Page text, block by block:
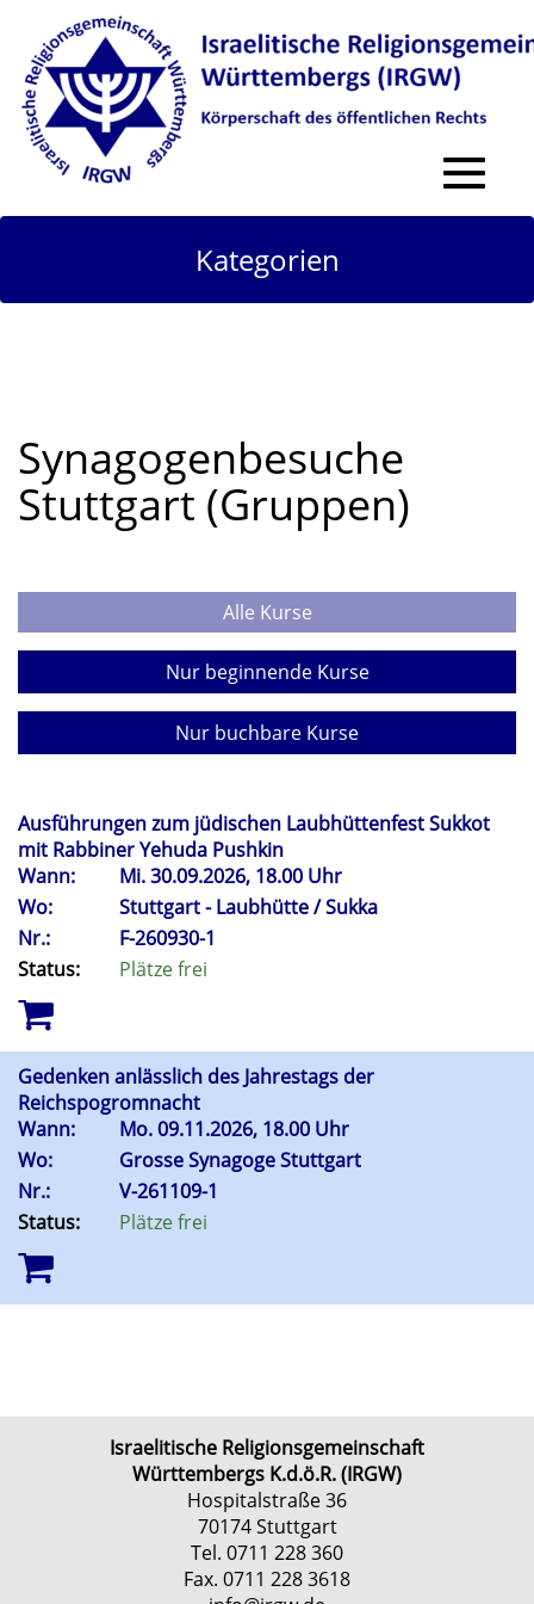
Toggle
Kategorien
Synagogenbesuche
Stuttgart (Gruppen)
Alle Kurse
Nur beginnende Kurse
Nur buchbare Kurse
Ausführungen zum jüdischen Laubhüttenfest Sukkot
mit Rabbiner Yehuda Pushkin
Wann:
Mi.30.09.2026, 18.00 Uhr
Wo:
Stuttgart - Laubhütte / Sukka
Nr.:
F-260930-1
Status:
Plätze frei
Gedenken anlässlich des Jahrestags der
Reichspogromnacht
Wann:
Mo.09.11.2026, 18.00 Uhr
Wo:
Grosse Synagoge Stuttgart
Nr.:
V-261109-1
Status:
Plätze frei
Israelitische Religionsgemeinschaft
Württembergs K.d.ö.R. (IRGW)
Hospitalstraße 36
70174 Stuttgart
Tel. 0711 228 360
Fax. 0711 228 3618